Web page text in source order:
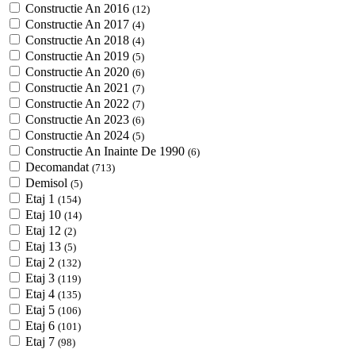
Constructie An 2016 (12)
Constructie An 2017 (4)
Constructie An 2018 (4)
Constructie An 2019 (5)
Constructie An 2020 (6)
Constructie An 2021 (7)
Constructie An 2022 (7)
Constructie An 2023 (6)
Constructie An 2024 (5)
Constructie An Inainte De 1990 (6)
Decomandat (713)
Demisol (5)
Etaj 1 (154)
Etaj 10 (14)
Etaj 12 (2)
Etaj 13 (5)
Etaj 2 (132)
Etaj 3 (119)
Etaj 4 (135)
Etaj 5 (106)
Etaj 6 (101)
Etaj 7 (98)